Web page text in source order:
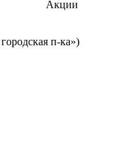
Акции
п-ка»)